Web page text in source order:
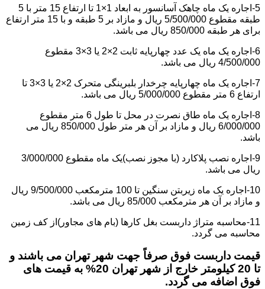
5-اجاره یک ماه چاهک آسانسور به ابعاد 1×1 تا ارتفاع 15 متر با 5
طبقه مقطوع 5/500/000 ریال و مازاد بر 5 طبقه و با 15 متر ارتفاع
برای هر طبقه 850/000 ریال می باشد.
6-اجاره یک ماه یک عدد چهارپایه ثابت 2×2 یا 3×3 مقطوع
4/500/000 ریال می باشد.
7-اجاره یک ماه چهارپایه چرخدار بلبرینگی متحرک 2×2 یا 3×3 تا
ارتفاع 6 متر مقطوع 5/000/000 ریال می باشد.
8-اجاره یک ماه طاق نصرت در محل تا طول 6 متر مقطوع
6/000/000 ریال و مازاد بر آن هر متر طول 850/000 ریال می
باشد.
9-اجاره نصب پلاکارد (با مجوز نصب)یک ماه مقطوع 3/000/000
ریال می باشد.
10-اجاره یک ماه زیربتن سنگین تا 100 مترمکعب 9/500/000 ریال
و مازاد بر آن هر مترمکعب 85/000 ریال می باشد.
11-محاسبه متراژ داربست بغل کارها (بام های مجاور)از کف زمین
محاسبه می گردد.
قیمت داربست فوق صرفاً جهت شهر تهران می باشند و
تا 20 کیلومتر خارج از شهر تهران 20% به قیمت های
فوق اضافه می گردد.